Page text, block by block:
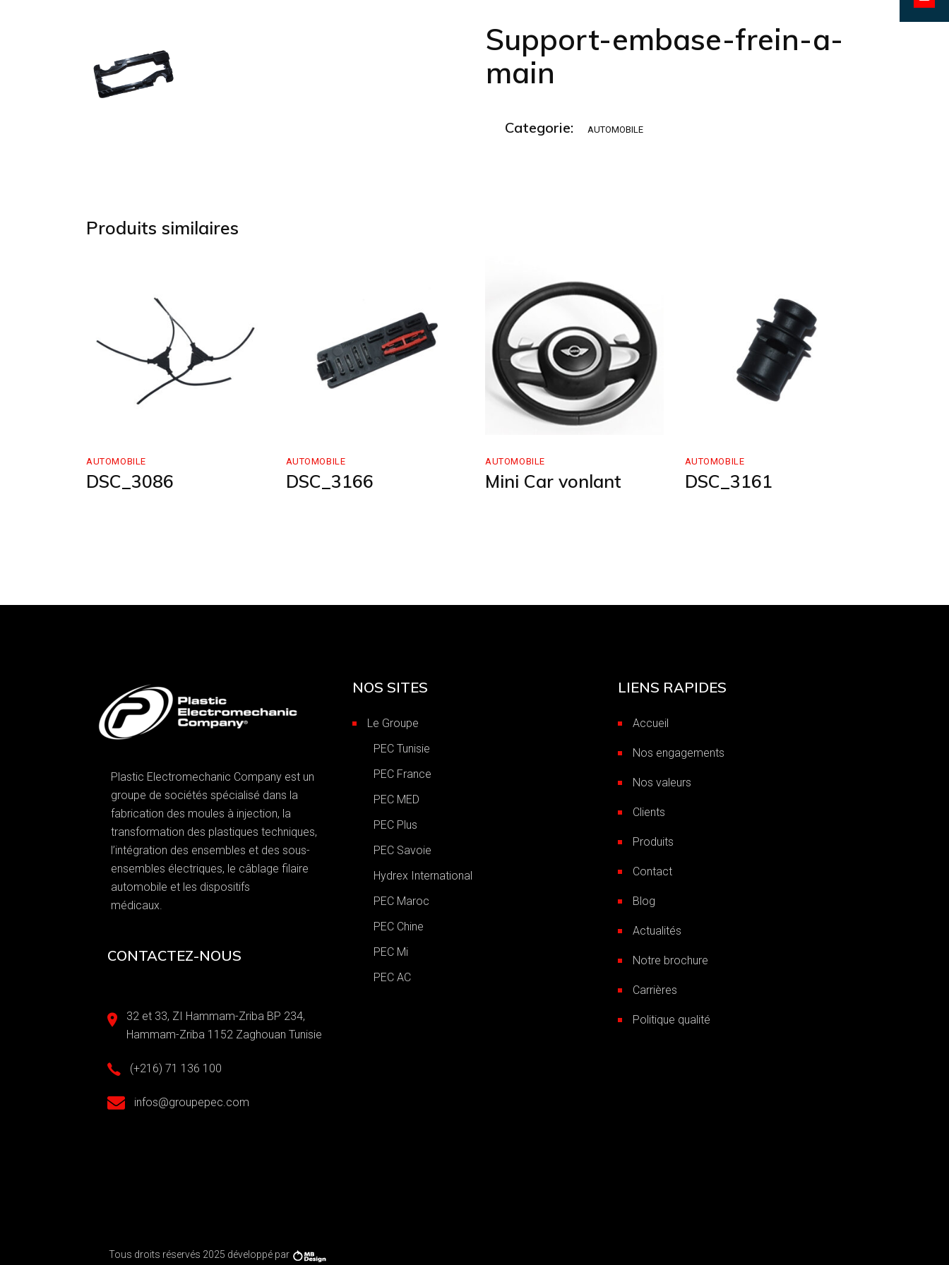
Support-embase-frein-a-
main
Categorie: AUTOMOBILE
Produits similaires
AUTOMOBILE
DSC_3086
AUTOMOBILE
DSC_3166
AUTOMOBILE
Mini Car vonlant
AUTOMOBILE
DSC_3161
Plastic Electromechanic Company est un
groupe de sociétés spécialisé dans la
fabrication des moules à injection, la
transformation des plastiques techniques,
l’intégration des ensembles et des sous-
ensembles électriques, le câblage filaire
automobile et les dispositifs
médicaux.
CONTACTEZ-NOUS
32 et 33, ZI Hammam-Zriba BP 234,
Hammam-Zriba 1152 Zaghouan Tunisie
(+216) 71 136 100
infos@groupepec.com
NOS SITES
Le Groupe
PEC Tunisie
PEC France
PEC MED
PEC Plus
PEC Savoie
Hydrex International
PEC Maroc
PEC Chine
PEC Mi
PEC AC
LIENS RAPIDES
Accueil
Nos engagements
Nos valeurs
Clients
Produits
Contact
Blog
Actualités
Notre brochure
Carrières
Politique qualité
Tous droits réservés 2025 développé par